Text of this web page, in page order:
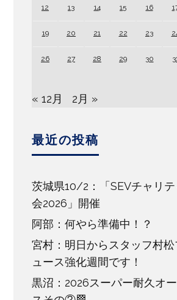
12 13 14 15 16
19 20 21 22 23
26 27 28 29 30
« 12月 2月 »
最近の投稿
茨城県10/2：「SEVチャリ
会2026」開催
阿部：何やら準備中！？
宮村：明日からスタッフ村
ュース強化週間です！
黒沼：2026スーパー耐久オ